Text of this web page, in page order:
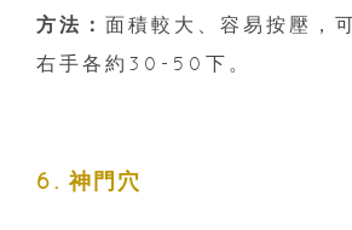
方法： 面積較大、容易按壓，
右手各約30-50下。
6. 神門穴